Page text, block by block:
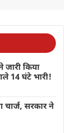
किया
14 घंटे भारी!
चार्ज, सरकार ने